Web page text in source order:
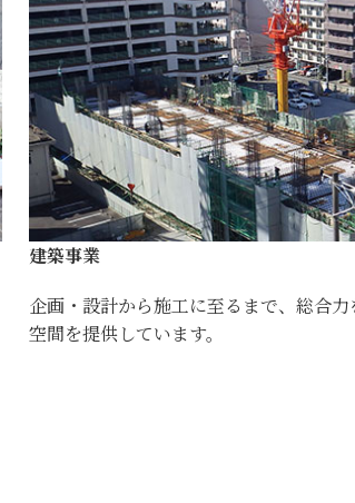
建築事業
企画・設計から施工に至るまで、総合
空間を提供しています。